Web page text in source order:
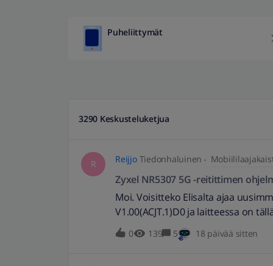
Puheliittymät
3290 Keskusteluketjua
R Reijjo Tiedonhaluinen
Zyxel NR5307 5G -reitittimen
Moi. Voisitteko Elisalta ajaa
V1.00(ACJT.1)D0 ja laitteessa on
automaattiset päivitykset eivät
profiilistani(muistiinpanot/asiakas
0 139 5 18 päivää sitten